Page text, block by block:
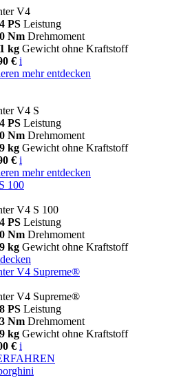
V4
PS Leistung
Nm Drehmoment
kg Gewicht ohne Kraftstoff
€ i
mehr entdecken
V4 S
PS Leistung
Nm Drehmoment
kg Gewicht ohne Kraftstoff
€ i
mehr entdecken
100
V4 S 100
PS Leistung
Nm Drehmoment
kg Gewicht ohne Kraftstoff
V4 Supreme®
V4 Supreme®
PS Leistung
Nm Drehmoment
kg Gewicht ohne Kraftstoff
€ i